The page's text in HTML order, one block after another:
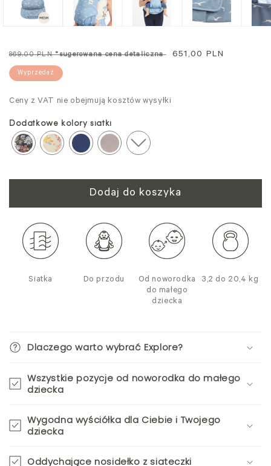
Cena
standardowa
869,00 PLN*sugerowana cena detaliczna
Cena
651,00 PLN
Wyprzedaż
Ceny z VAT nie obejmują kosztów wysyłki
Dodatkowe kolory siatki
Dodaj do koszyka
Siatka Do przodu
Od noworodka
do małego
dziecka
3,2 do 20,4 kg
Dlaczego warto wybrać Explore?
Wszystkie pozycje od noworodka do małego
dziecka
Wygodna wyściółka dla Ciebie i Twojego
dziecka
Oddychające nosidełko z siateczki